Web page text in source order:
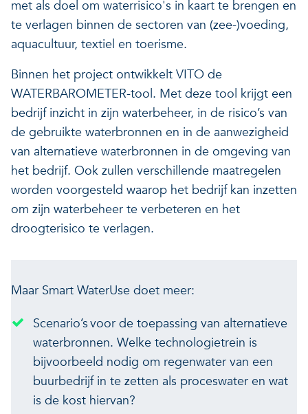
met als doel om waterrisico's in kaart te brengen en
te verlagen binnen de sectoren van (zee-)voeding,
aquacultuur, textiel en toerisme.
Binnen het project ontwikkelt VITO de
WATERBAROMETER-tool. Met deze tool krijgt een
bedrijf inzicht in zijn waterbeheer, in de risico’s van
de gebruikte waterbronnen en in de aanwezigheid
van alternatieve waterbronnen in de omgeving van
het bedrijf. Ook zullen verschillende maatregelen
worden voorgesteld waarop het bedrijf kan inzetten
om zijn waterbeheer te verbeteren en het
droogterisico te verlagen.
Maar Smart WaterUse doet meer:
Scenario’s voor de toepassing van alternatieve
waterbronnen. Welke technologietrein is
bijvoorbeeld nodig om regenwater van een
buurbedrijf in te zetten als proceswater en wat
is de kost hiervan?